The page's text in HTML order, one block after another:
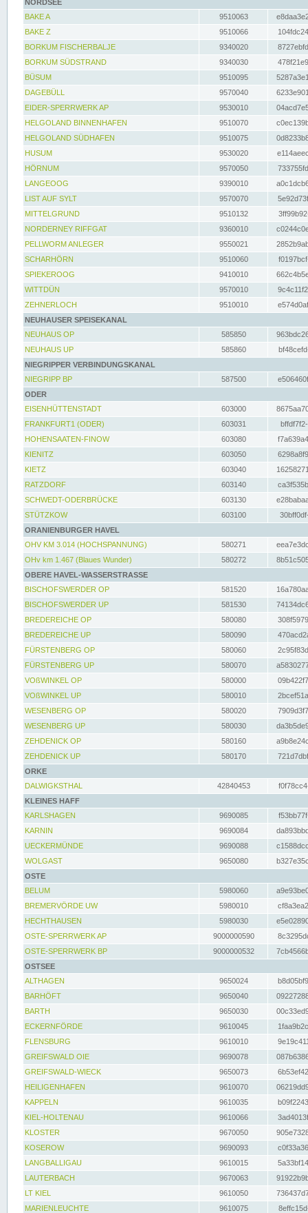
NORDSEE
BAKE A
9510063
BAKE Z
9510066
BORKUM FISCHERBALJE
9340020
BORKUM SÜDSTRAND
9340030
BÜSUM
9510095
DAGEBÜLL
9570040
EIDER-SPERRWERK AP
9530010
HELGOLAND BINNENHAFEN
9510070
HELGOLAND SÜDHAFEN
9510075
HUSUM
9530020
HÖRNUM
9570050
LANGEOOG
9390010
LIST AUF SYLT
9570070
MITTELGRUND
9510132
NORDERNEY RIFFGAT
9360010
PELLWORM ANLEGER
9550021
SCHARHÖRN
9510060
SPIEKEROOG
9410010
WITTDÜN
9570010
ZEHNERLOCH
9510010
NEUHAUSER SPEISEKANAL
NEUHAUS OP
585850
NEUHAUS UP
585860
NIEGRIPPER VERBINDUNGSKANAL
NIEGRIPP BP
587500
ODER
EISENHÜTTENSTADT
603000
FRANKFURT1 (ODER)
603031
HOHENSAATEN-FINOW
603080
KIENITZ
603050
KIETZ
603040
RATZDORF
603140
SCHWEDT-ODERBRÜCKE
603130
STÜTZKOW
603100
ORANIENBURGER HAVEL
OHV KM 3.014 (HOCHSPANNUNG)
580271
OHv km 1.467 (Blaues Wunder)
580272
OBERE HAVEL-WASSERSTRASSE
BISCHOFSWERDER OP
581520
BISCHOFSWERDER UP
581530
BREDEREICHE OP
580080
BREDEREICHE UP
580090
FÜRSTENBERG OP
580060
FÜRSTENBERG UP
580070
VOßWINKEL OP
580000
VOßWINKEL UP
580010
WESENBERG OP
580020
WESENBERG UP
580030
ZEHDENICK OP
580160
ZEHDENICK UP
580170
ORKE
DALWIGKSTHAL
42840453
KLEINES HAFF
KARLSHAGEN
9690085
KARNIN
9690084
UECKERMÜNDE
9690088
WOLGAST
9650080
OSTE
BELUM
5980060
BREMERVÖRDE UW
5980010
HECHTHAUSEN
5980030
OSTE-SPERRWERK AP
9000000590
OSTE-SPERRWERK BP
9000000532
OSTSEE
ALTHAGEN
9650024
BARHÖFT
9650040
BARTH
9650030
ECKERNFÖRDE
9610045
FLENSBURG
9610010
GREIFSWALD OIE
9690078
GREIFSWALD-WIECK
9650073
HEILIGENHAFEN
9610070
KAPPELN
9610035
KIEL-HOLTENAU
9610066
KLOSTER
9670050
KOSEROW
9690093
LANGBALLIGAU
9610015
LAUTERBACH
9670063
LT KIEL
9610050
MARIENLEUCHTE
9610075